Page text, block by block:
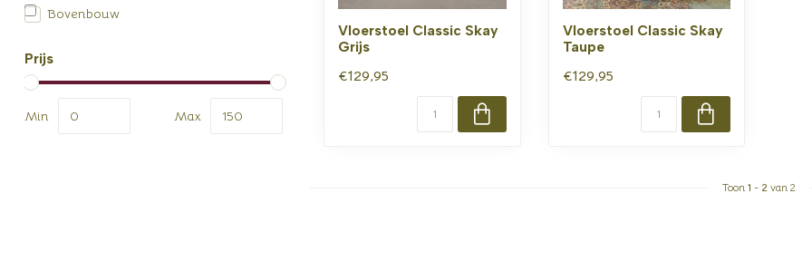
Bovenbouw
Prijs
Min Max
Vloerstoel Classic Skay
Grijs
€129,95
Vloerstoel Classic Skay
Taupe
€129,95
Toon 1 - 2 van 2